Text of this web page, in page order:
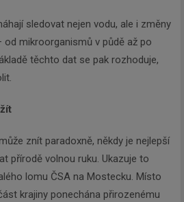
sledovat nejen vodu, ale i změny
mikroorganismů v půdě až po
těchto dat se pak rozhoduje,
znít paradoxně, někdy je nejlepší
přírodě volnou ruku. Ukazuje to
lomu ČSA na Mostecku. Místo
krajiny ponechána přirozenému